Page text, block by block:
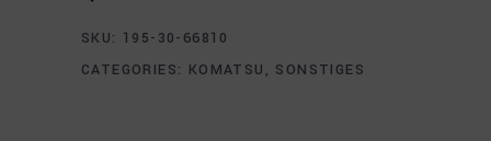
SKU: 195-30-66810
CATEGORIES: KOMATSU , SONSTIGES